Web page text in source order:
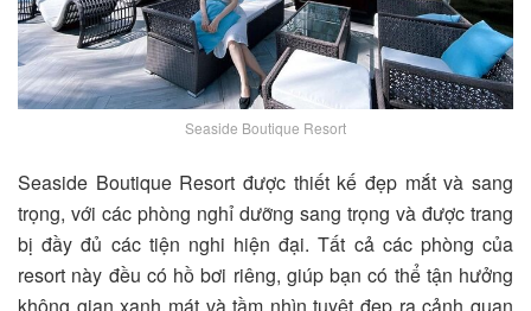
Seaside Boutique Resort
Seaside Boutique Resort được thiết kế đẹp mắt và sang
trọng, với các phòng nghỉ dưỡng sang trọng và được trang
bị đầy đủ các tiện nghi hiện đại. Tất cả các phòng của
resort này đều có hồ bơi riêng, giúp bạn có thể tận hưởng
không gian xanh mát và tầm nhìn tuyệt đẹp ra cảnh quan